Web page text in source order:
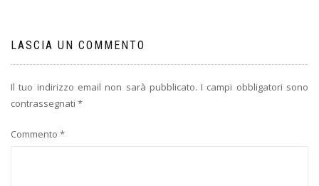
LASCIA UN COMMENTO
Il tuo indirizzo email non sarà pubblicato. I campi obbligatori sono
contrassegnati *
Commento *